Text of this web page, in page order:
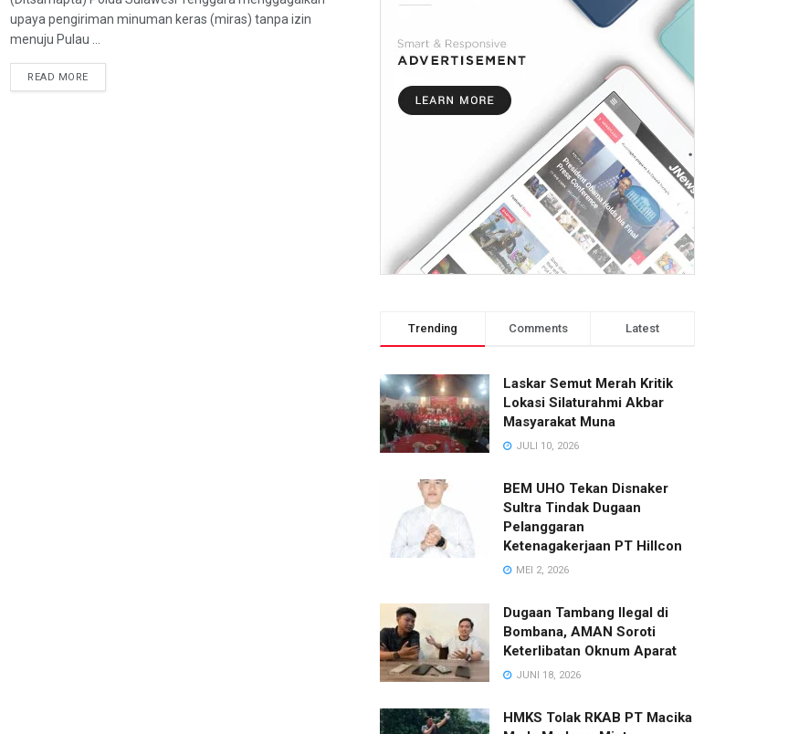
upaya pengiriman minuman keras (miras) tanpa izin
menuju Pulau ...
READ MORE
Trending Comments Latest
Laskar Semut Merah Kritik
Lokasi Silaturahmi Akbar
Masyarakat Muna
JULI 10, 2026
BEM UHO Tekan Disnaker
Sultra Tindak Dugaan
Pelanggaran
Ketenagakerjaan PT Hillcon
MEI 2, 2026
Dugaan Tambang Ilegal di
Bombana, AMAN Soroti
Keterlibatan Oknum Aparat
JUNI 18, 2026
HMKS Tolak RKAB PT Macika